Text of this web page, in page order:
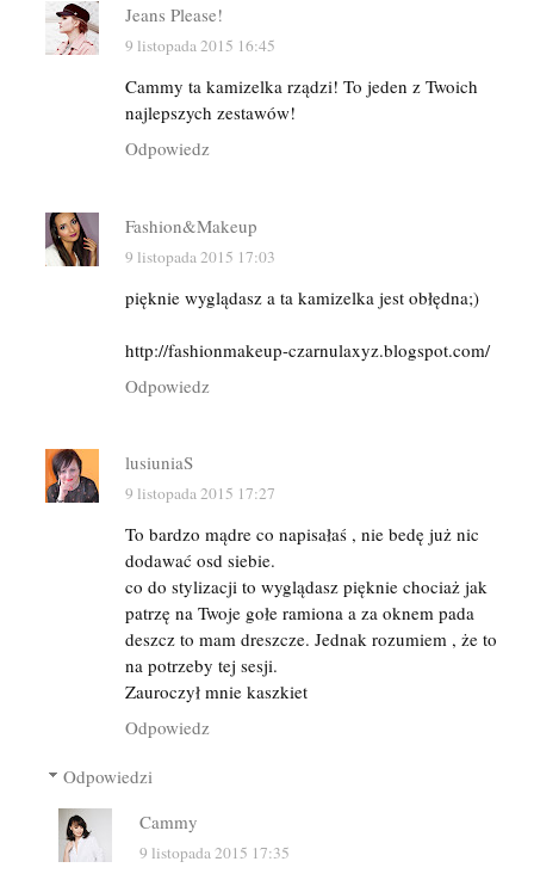
Jeans Please!
9 listopada 2015 16:45
Cammy ta kamizelka rządzi! To jeden z Twoich
najlepszych zestawów!
Odpowiedz
Fashion&Makeup
9 listopada 2015 17:03
pięknie wyglądasz a ta kamizelka jest obłędna;)
http://fashionmakeup-czarnulaxyz.blogspot.com/
Odpowiedz
lusiuniaS
9 listopada 2015 17:27
To bardzo mądre co napisałaś , nie bedę już nic
dodawać osd siebie.
co do stylizacji to wyglądasz pięknie chociaż jak
patrzę na Twoje gołe ramiona a za oknem pada
deszcz to mam dreszcze. Jednak rozumiem , że to
na potrzeby tej sesji.
Zauroczył mnie kaszkiet
Odpowiedz
Odpowiedzi
Cammy
9 listopada 2015 17:35